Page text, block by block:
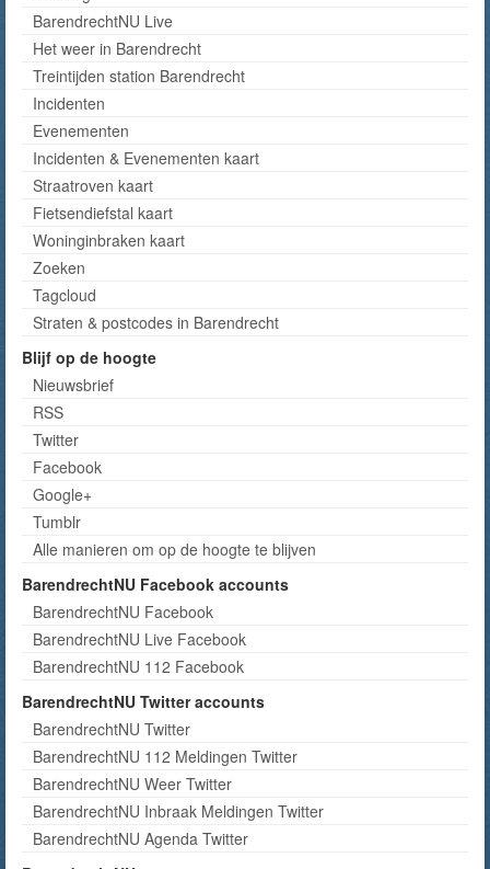
BarendrechtNU Live
Het weer in Barendrecht
Treintijden station Barendrecht
Incidenten
Evenementen
Incidenten & Evenementen kaart
Straatroven kaart
Fietsendiefstal kaart
Woninginbraken kaart
Zoeken
Tagcloud
Straten & postcodes in Barendrecht
Blijf op de hoogte
Nieuwsbrief
RSS
Twitter
Facebook
Google+
Tumblr
Alle manieren om op de hoogte te blijven
BarendrechtNU Facebook accounts
BarendrechtNU Facebook
BarendrechtNU Live Facebook
BarendrechtNU 112 Facebook
BarendrechtNU Twitter accounts
BarendrechtNU Twitter
BarendrechtNU 112 Meldingen Twitter
BarendrechtNU Weer Twitter
BarendrechtNU Inbraak Meldingen Twitter
BarendrechtNU Agenda Twitter